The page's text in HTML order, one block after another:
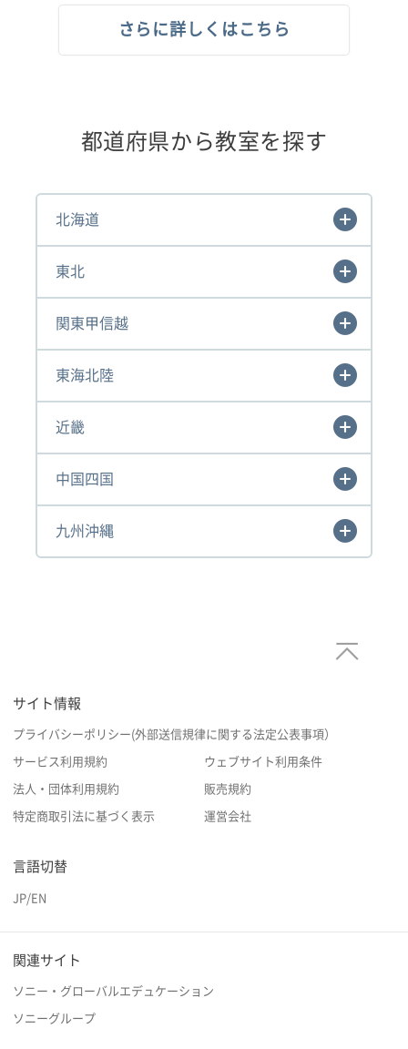
さらに詳しくはこちら
都道府県から教室を探す
北海道
東北
関東甲信越
東海北陸
近畿
中国四国
九州沖縄
サイト情報
プライバシーポリシー(外部送信規律に関する法定公表事項）
サービス利用規約 ウェブサイト利用条件
法人・団体利用規約 販売規約
特定商取引法に基づく表示 運営会社
言語切替
JP/EN
関連サイト
ソニー・グローバルエデュケーション
ソニーグループ